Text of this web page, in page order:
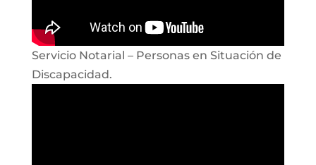
Servicio Notarial – Personas en Situación de
Discapacidad.